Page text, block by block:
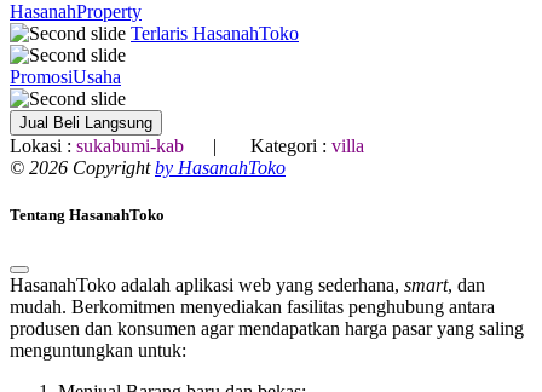
HasanahProperty
Terlaris HasanahToko
PromosiUsaha
Jual Beli Langsung
Lokasi : sukabumi-kab | Kategori : villa
© 2026 Copyrightby HasanahToko
Tentang HasanahToko
HasanahToko adalah aplikasi web yang sederhana, smart, dan
mudah. Berkomitmen menyediakan fasilitas penghubung antara
produsen dan konsumen agar mendapatkan harga pasar yang saling
menguntungkan untuk: